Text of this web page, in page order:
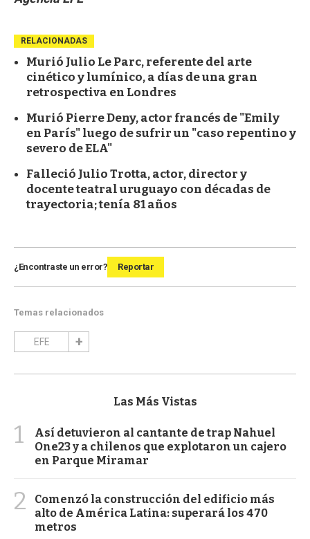
RELACIONADAS
Murió Julio Le Parc, referente del arte
cinético y lumínico, a días de una gran
retrospectiva en Londres
Murió Pierre Deny, actor francés de "Emily
en París" luego de sufrir un "caso repentino y
severo de ELA"
Falleció Julio Trotta, actor, director y
docente teatral uruguayo con décadas de
trayectoria; tenía 81 años
¿Encontraste un error? Reportar
Temas relacionados
EFE
Las Más Vistas
1
Así detuvieron al cantante de trap Nahuel
One23 y a chilenos que explotaron un cajero
en Parque Miramar
2
Comenzó la construcción del edificio más
alto de América Latina: superará los 470
metros